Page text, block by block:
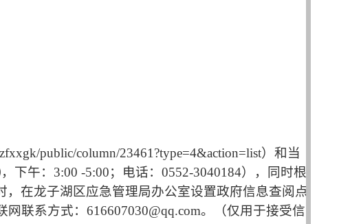
public/column/23461?type=4&action=list） 和当
，下午： 3:00 -5:00；电话： 0552-3040184）
，同时根
在龙子湖区应急管理局办公室设置政府信息查阅点
联系方式：616607030@qq.com。（仅用于接受信